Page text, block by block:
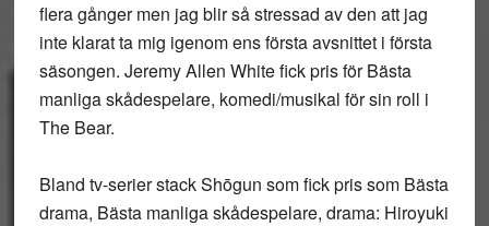
flera gånger men jag blir så stressad av den att jag
inte klarat ta mig igenom ens första avsnittet i första
säsongen. Jeremy Allen White fick pris för Bästa
manliga skådespelare, komedi/musikal för sin roll i
The Bear.
Bland tv-serier stack Shōgun som fick pris som Bästa
drama, Bästa manliga skådespelare, drama: Hiroyuki